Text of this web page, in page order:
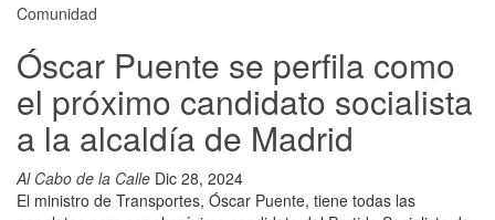
Comunidad
Óscar Puente se perfila como
el próximo candidato socialista
a la alcaldía de Madrid
Al Cabo de la Calle Dic 28, 2024
El ministro de Transportes, Óscar Puente, tiene todas las